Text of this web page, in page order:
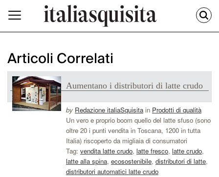
Articoli Correlati
Aumentano i distributori di latte crudo
by Redazione italiaSquisitain Prodotti di qualità
Un vero e proprio boom quello del latte sfuso (sono
oltre 20 i punti vendita in Toscana, 1200 in tutta
Italia) riscoperto da migliaia di consumatori
Tag: vendita latte crudo, latte fresco, latte crudo,
latte alla spina, ecosostenibile, distributori di latte,
distributori automatici latte crudo